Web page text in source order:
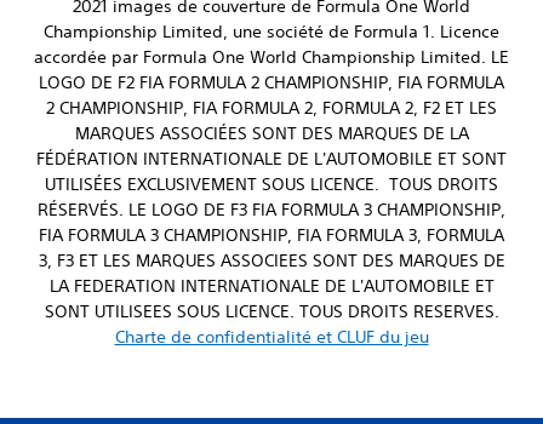
2021 images de couverture de Formula One World
Championship Limited, une société de Formula 1. Licence
accordée par Formula One World Championship Limited. LE
LOGO DE F2 FIA FORMULA 2 CHAMPIONSHIP, FIA FORMULA
2 CHAMPIONSHIP, FIA FORMULA 2, FORMULA 2, F2 ET LES
MARQUES ASSOCIÉES SONT DES MARQUES DE LA
FÉDÉRATION INTERNATIONALE DE L'AUTOMOBILE ET SONT
UTILISÉES EXCLUSIVEMENT SOUS LICENCE. TOUS DROITS
RÉSERVÉS. LE LOGO DE F3 FIA FORMULA 3 CHAMPIONSHIP,
FIA FORMULA 3 CHAMPIONSHIP, FIA FORMULA 3, FORMULA
3, F3 ET LES MARQUES ASSOCIEES SONT DES MARQUES DE
LA FEDERATION INTERNATIONALE DE L'AUTOMOBILE ET
SONT UTILISEES SOUS LICENCE. TOUS DROITS RESERVES.
Charte de confidentialité et CLUF du jeu